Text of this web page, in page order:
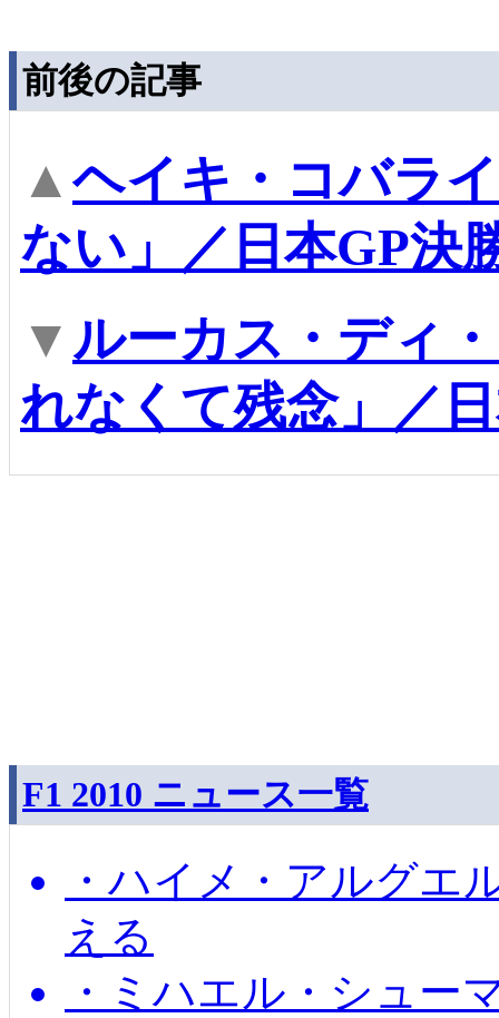
前後の記事
▲ヘイキ・コバラ
ない」／日本GP決
▼ ルーカス・ディ
れなくて残念」／
F1 2010 ニュース一覧
・ハイメ・アルグエ
える
・ミハエル・シュー